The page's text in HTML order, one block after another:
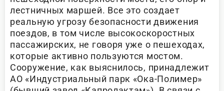
лестничных маршей. Все это создает
реальную угрозу безопасности движения
поездов, в том числе высокоскоростных
пассажирских, не говоря уже о пешеходах,
которые активно пользуются мостом.
Сооружение, как выяснилось, принадлежит
АО «Индустриальный парк «Ока-Полимер»